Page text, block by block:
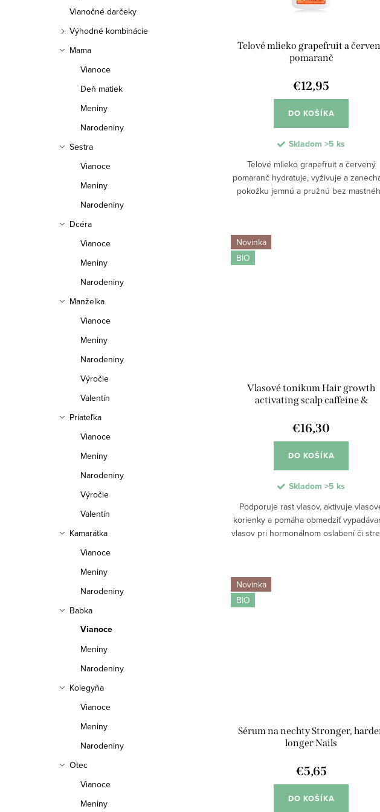
Vianočné darčeky
Výhodné kombinácie
Mama
Vianoce
Deň matiek
Meniny
Narodeniny
Sestra
Vianoce
Meniny
Narodeniny
Dcéra
Vianoce
Meniny
Narodeniny
Manželka
Vianoce
Meniny
Narodeniny
Výročie
Valentín
Priateľka
Vianoce
Meniny
Narodeniny
Výročie
Valentín
Kamarátka
Vianoce
Meniny
Narodeniny
Babka
Vianoce
Meniny
Narodeniny
Kolegyňa
Vianoce
Meniny
Narodeniny
Otec
Vianoce
Meniny
Telové mlieko grapefruit a
pomaranč
€12,95
DO KOŠÍKA
Skladom>5 ks
Telové mlieko grapefruit a červený
pomaranč hydratuje, vyživuje a
pokožku jemnú a pružnú bez
Novinka
BIO
Vlasové tonikum Hair growth
activating scalp caffeine &
€16,30
DO KOŠÍKA
Skladom>5 ks
Podporuje rast vlasov, aktivuje
korienky a pomáha obmedziť
vlasov pri hormonálnom oslabení či
Novinka
BIO
Sérum na nechty Stronger,
longer Nails
€5,65
DO KOŠÍKA